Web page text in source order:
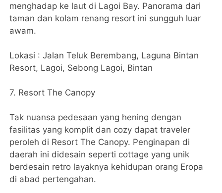
menghadap ke laut di Lagoi Bay. Panorama dari
taman dan kolam renang resort ini sungguh luar
awam.
Lokasi : Jalan Teluk Berembang, Laguna Bintan
Resort, Lagoi, Sebong Lagoi, Bintan
7. Resort The Canopy
Tak nuansa pedesaan yang hening dengan
fasilitas yang komplit dan cozy dapat traveler
peroleh di Resort The Canopy. Penginapan di
daerah ini didesain seperti cottage yang unik
berdesain retro layaknya kehidupan orang Eropa
di abad pertengahan.